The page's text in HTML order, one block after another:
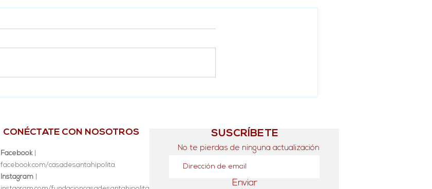
Veracruz
Gracias a COMAD, S.C.
CONÉCTATE CON NOSOTROS
Facebook
facebook.com/casadesantahipolita
Instagram
SUSCRÍBETE
No te pierdas de ninguna actualización
Enviar